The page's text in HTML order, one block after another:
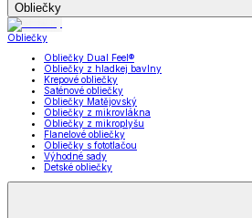
Obliečky
Obliečky
Obliečky Dual Feel®
Obliečky z hladkej bavlny
Krepové obliečky
Saténové obliečky
Obliečky Matějovský
Obliečky z mikrovlákna
Obliečky z mikroplyšu
Flanelové obliečky
Obliečky s fototlačou
Výhodné sady
Detské obliečky